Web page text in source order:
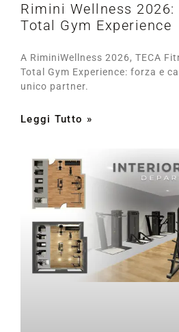
Rimini Wellness 2026:
Total Gym Experience
A RiminiWellness 2026, TECA
Total Gym Experience: forza e
unico partner.
Leggi Tutto »